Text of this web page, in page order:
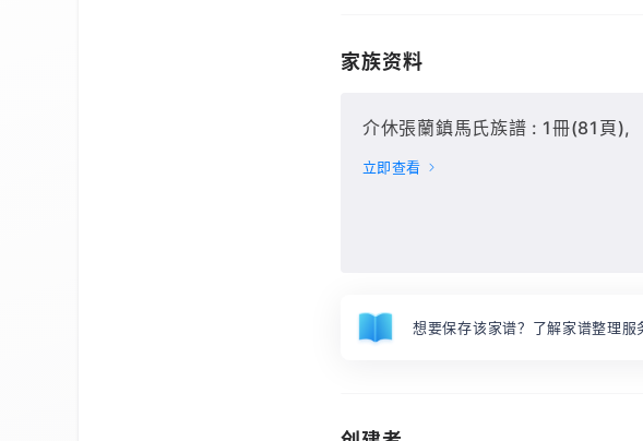
家族资料
介休張蘭鎮馬氏族譜 : 1冊(81頁),
立即查看
想要保存该家谱？了解家谱整理服